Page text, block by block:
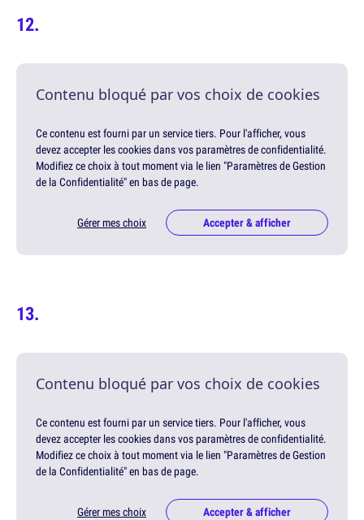
Contenu bloqué par vos choix de cookies
Ce contenu est fourni par un service tiers. Pour l'afficher, vous
devez accepter les cookies dans vos paramètres de confidentialité.
Modifiez ce choix à tout moment via le lien "Paramètres de Gestion
de la Confidentialité" en bas de page.
Gérer mes choix Accepter & afficher
Contenu bloqué par vos choix de cookies
Ce contenu est fourni par un service tiers. Pour l'afficher, vous
devez accepter les cookies dans vos paramètres de confidentialité.
Modifiez ce choix à tout moment via le lien "Paramètres de Gestion
de la Confidentialité" en bas de page.
Gérer mes choix Accepter & afficher